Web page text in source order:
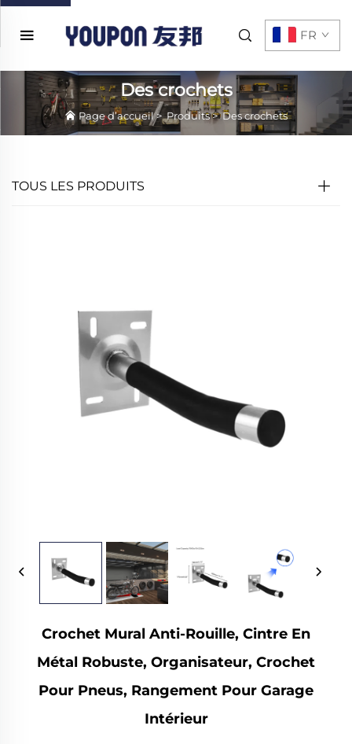
FR
Des crochets
Page d’accueil>Produits>Des crochets
TOUS LES PRODUITS
Crochet Mural Anti-Rouille, Cintre En
Métal Robuste, Organisateur, Crochet
Pour Pneus, Rangement Pour Garage
Intérieur